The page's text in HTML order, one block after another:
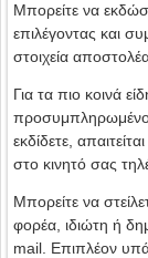
Μπορείτε να
επιλέγοντας και
στοιχεία
Για τα πιο κοινά
προσυμπληρωμένο
εκδίδετε,
στο κινητό σας
Μπορείτε να
φορέα, ιδιώτη ή
mail. Επιπλέον